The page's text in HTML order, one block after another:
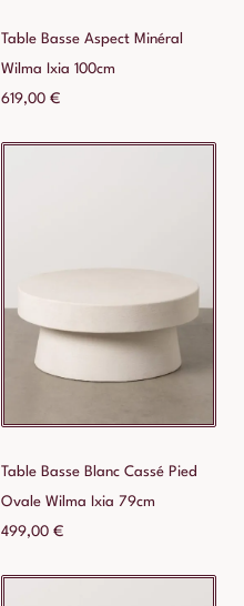
Table Basse Aspect Minéral
Wilma Ixia 100cm
619,00 €
Table Basse Blanc Cassé Pied
Ovale Wilma Ixia 79cm
499,00 €